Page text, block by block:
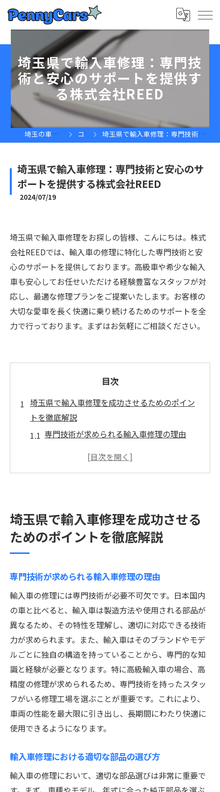
埼玉県で輸入車修理：専門技
術と安心のサポートを提供す
る株式会社REED
埼玉の車屋ならPennyCars コラム 埼玉県で輸入車修理：専門技術と安心のサポートを提供する株式会社REED
埼玉県で輸入車修理：専門技術と安心のサ
ポートを提供する株式会社REED
2024/07/19
埼玉県で輸入車修理をお探しの皆様、こんにちは。株式
会社REEDでは、輸入車の修理に特化した専門技術と安
心のサポートを提供しております。高級車や希少な輸入
車も安心してお任せいただける経験豊富なスタッフが対
応し、最適な修理プランをご提案いたします。お客様の
大切な愛車を長く快適に乗り続けるためのサポートを全
力で行っております。まずはお気軽にご相談ください。
目次
埼玉県で輸入車修理を成功させるためのポイン
トを徹底解説
専門技術が求められる輸入車修理の理由
輸入車修理における適切な部品の選び方
ポート
輸入車修理にかかる費用とその内訳
プロが教える輸入車修理の基本知識
信頼できる修理業者の見極めポイント
輸入車修理で予防すべきトラブル例
修理中のお客様対応と情報共有の重要性
修理保証とアフターケアの重要性
輸入車修理におけるお客様の声とその活用
埼玉県で輸入車修理を依頼する際の大切なチェ
ックポイント
修理依頼前に確認すべき車両の状態
修理業者の信頼性を確認する方法
修理内容の詳細を把握する重要性
修理期間とそのスケジュール管理
埼玉県で輸入車修理を成功させる
ためのポイントを徹底解説
専門技術が求められる輸入車修理の理由
輸入車の修理には専門技術が必要不可欠です。日本国内
の車と比べると、輸入車は製造方法や使用される部品が
異なるため、その特性を理解し、適切に対応できる技術
力が求められます。また、輸入車はそのブランドやモデ
ルごとに独自の構造を持っていることから、専門的な知
識と経験が必要となります。特に高級輸入車の場合、高
精度の修理が求められるため、専門技術を持ったスタッ
フがいる修理工場を選ぶことが重要です。これにより、
車両の性能を最大限に引き出し、長期間にわたり快適に
使用できるようになります。
輸入車修理における適切な部品の選び方
輸入車の修理において、適切な部品選びは非常に重要で